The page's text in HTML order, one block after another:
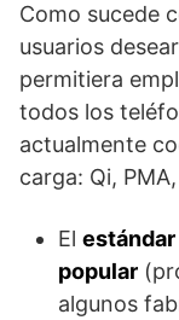
Como sucede
usuarios
permitiera
todos los
actualmente
carga: Qi,
El estándar
popular
algunos